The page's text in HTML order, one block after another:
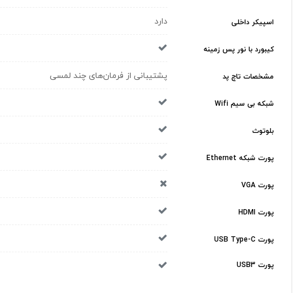
اسپیکر داخلی دارد
کیبورد با نور پس زمینه
مشخصات تاچ پد پشتیبانی از فرمان‌های چند لمسی
شبکه بی سیم Wifi
بلوتوث
پورت شبکه Ethernet
پورت VGA
پورت HDMI
پورت USB Type-C
پورت USB3